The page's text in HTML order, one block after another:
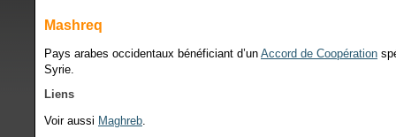
Mashreq
Pays arabes occidentaux bénéficiant d’un Accord de Coopération
Syrie.
Liens
Voir aussi Maghreb